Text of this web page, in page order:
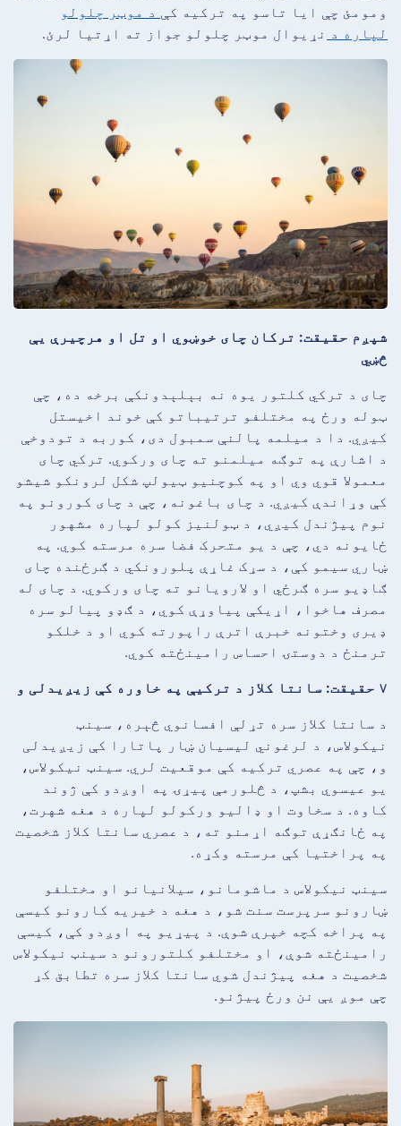
ومومئ چې ایا تاسو په ترکیه کې د موټر چلولو
لپاره د نړیوال موټر چلولو جواز ته اړتیا لرئ.
شپږم حقیقت: ترکان چای خوښوي او تل او هرچیرې یې
څښي
چای د ترکي کلتور یوه نه بېلېدونکې برخه ده، چې
ټوله ورځ په مختلفو ترتیباتو کې خوند اخیستل
کیږي. دا د میلمه پالنې سمبول دی، کوربه د تودوخې
د اشارې په توګه میلمنو ته چای ورکوي. ترکي چای
معمولا قوي وي او په کوچنیو ټیولپ شکل لرونکو شیشو
کې وړاندې کیږي. د چای باغونه، چې د چای کورونو په
نوم پیژندل کیږي، د ټولنیز کولو لپاره مشهور
ځایونه دي، چې د یو متحرک فضا سره مرسته کوي. په
ښاري سیمو کې، د سړک غاړې پلورونکي د ګرځنده چای
ګاډیو سره ګرځي او لارویانو ته چای ورکوي. د چای له
مصرف هاخوا، اړیکې پیاوړې کوي، د ګډو پیالو سره
ډیری وختونه خبرې اترې راپورته کوي او د خلکو
ترمنځ د دوستۍ احساس رامینځته کوي.
۷ حقیقت: سانتا کلاز د ترکیې په خاوره کې زیږیدلی و
د سانتا کلاز سره تړلې افسانوي څېره، سینټ
نیکولاس، د لرغوني لیسیان ښار پاتارا کې زیږیدلی
و، چې په عصري ترکیه کې موقعیت لري. سینټ نیکولاس،
یو عیسوي بشپ، د څلورمې پیړۍ په اوږدو کې ژوند
کاوه. د سخاوت او ډالیو ورکولو لپاره د هغه شهرت،
په ځانګړې توګه اړمنو ته، د عصري سانتا کلاز شخصیت
په پراختیا کې مرسته وکړه.
سینټ نیکولاس د ماشومانو، سیلانیانو او مختلفو
ښارونو سرپرست سنت شو، د هغه د خیریه کارونو کیسې
په پراخه کچه خپرې شوې. د پیړیو په اوږدو کې، کیسې
رامینځته شوې، او مختلفو کلتورونو د سینټ نیکولاس
شخصیت د هغه پیژندل شوي سانتا کلاز سره تطابق کړ
چې موږ یې نن ورځ پیژنو.